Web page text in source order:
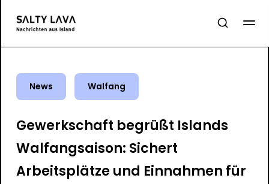
News Walfang
Gewerkschaft begrüßt Islands
Walfangsaison: Sichert
Arbeitsplätze und Einnahmen für